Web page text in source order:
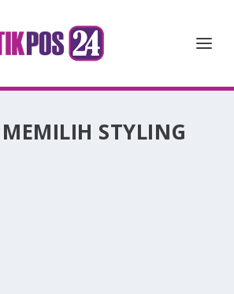
STYLING